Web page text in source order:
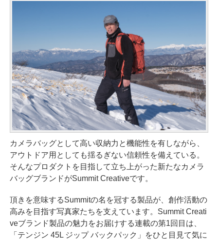
カメラバッグとして高い収納力と機能性を有しながら、
アウトドア用としても揺るぎない信頼性を備えている。
そんなプロダクトを目指して立ち上がった新たなカメラ
バッグブランドがSummit Creativeです。
頂きを意味するSummitの名を冠する製品が、創作活動の
高みを目指す写真家たちを支えています。Summit Creati
veブランド製品の魅力をお届けする連載の第1回目は、
「テンジン 45L ジップ バックパック」をひと目見て気に